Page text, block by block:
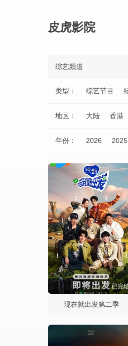
皮虎影院
综艺频道
类型： 综艺节目
地区： 大陆 香港
年份： 2026 2025
已完
现在就出发第二季